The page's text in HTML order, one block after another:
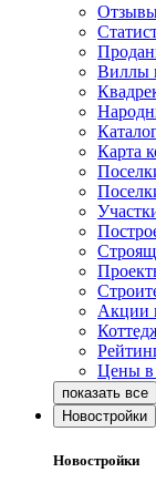
Виллы
Карта
Акции
Цены в
Новостройки
Новостройки